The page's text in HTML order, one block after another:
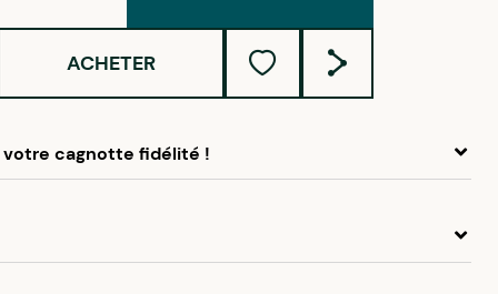
ACHETER
votre cagnotte fidélité !
Créolissime : Créez un compte client et cumulez